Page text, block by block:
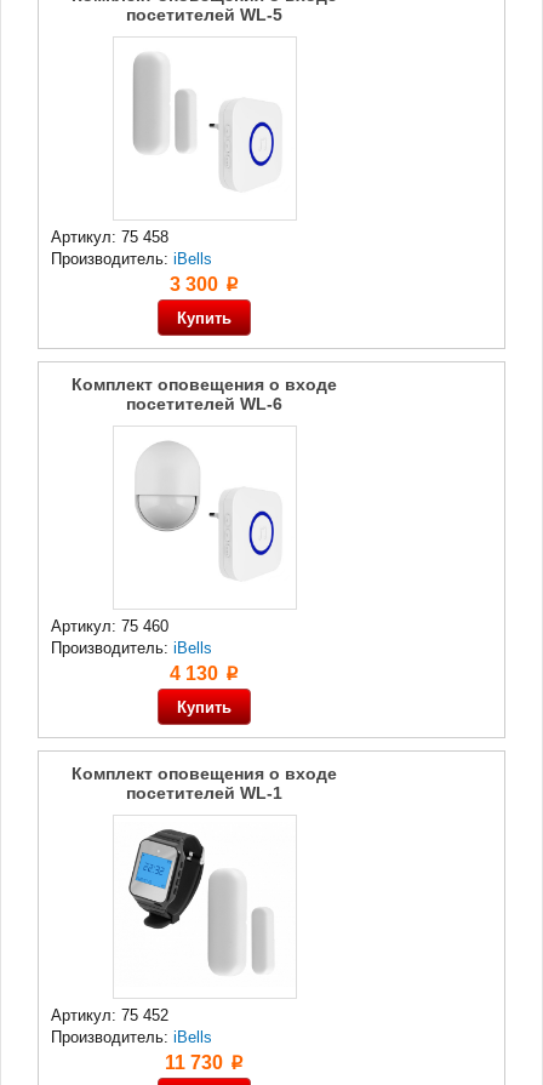
посетителей WL-5
Артикул: 75 458
Производитель: iBells
3 300 p
Комплект оповещения о входе
посетителей WL-6
Артикул: 75 460
Производитель: iBells
4 130 p
Комплект оповещения о входе
посетителей WL-1
Артикул: 75 452
Производитель: iBells
11 730 p